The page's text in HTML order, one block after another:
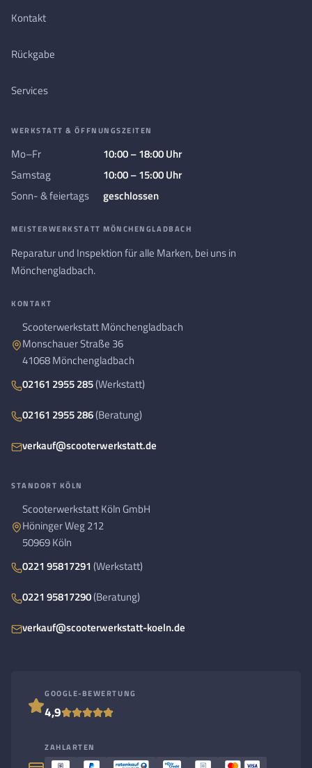
Kontakt
Rückgabe
Services
WERKSTATT & ÖFFNUNGSZEITEN
Mo–Fr
10:00 – 18:00 Uhr
Samstag
10:00 – 15:00 Uhr
Sonn- & feiertags
geschlossen
MEISTERWERKSTATT MÖNCHENGLADBACH
Reparatur und Inspektion für alle Marken, bei uns in
Mönchengladbach.
KONTAKT
Scooterwerkstatt Mönchengladbach
Monschauer Straße 36
41068 Mönchengladbach
02161 2955 285(Werkstatt)
02161 2955 286(Beratung)
verkauf@scooterwerkstatt.de
STANDORT KÖLN
Scooterwerkstatt Köln GmbH
Höninger Weg 212
50969 Köln
0221 95817291 (Werkstatt)
0221 95817290(Beratung)
verkauf@scooterwerkstatt-koeln.de
GOOGLE-BEWERTUNG
4,9
ZAHLARTEN